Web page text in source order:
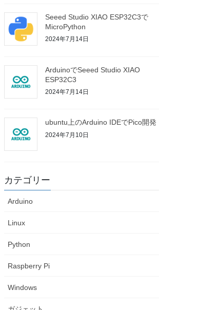
Seeed Studio XIAO ESP32C3で
MicroPython
2024年7月14日
ArduinoでSeeed Studio XIAO
ESP32C3
2024年7月14日
ubuntu上のArduino IDEでPico開発
2024年7月10日
カテゴリー
Arduino
Linux
Python
Raspberry Pi
Windows